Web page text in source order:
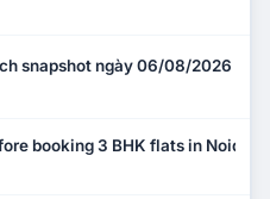
snapshot ngày 06/08/2026
booking 3 BHK flats in Noida?